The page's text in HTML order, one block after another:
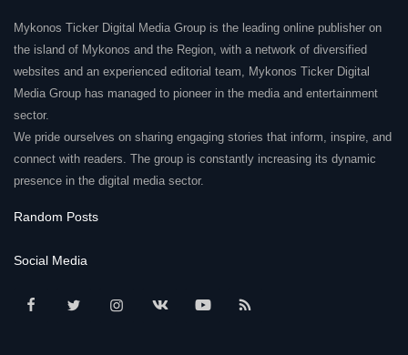
Mykonos Ticker Digital Media Group is the leading online publisher on
the island of Mykonos and the Region, with a network of diversified
websites and an experienced editorial team, Mykonos Ticker Digital
Media Group has managed to pioneer in the media and entertainment
sector.
We pride ourselves on sharing engaging stories that inform, inspire, and
connect with readers. The group is constantly increasing its dynamic
presence in the digital media sector.
Random Posts
Social Media